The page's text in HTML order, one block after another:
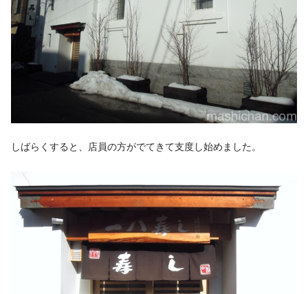
しばらくすると、店員の方がでてきて支度し始めました。